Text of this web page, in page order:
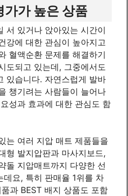
가가 높은 상품
서 있거나 앉아있는 시간이
강에 대한 관심이 높아지고
혈액순환 문제를 해결하기
도되고 있는데, 그중에서도
있습니다. 자연스럽게 발바
챙기려는 사람들이 늘어나
성과 효과에 대한 관심도 함
는 여러 지압 매트 제품들을
형 발지압판과 마사지보드,
돌 지압매트까지 다양한 선
데요, 특히 판매율 1위를 차
과 BEST 배지 상품도 포함